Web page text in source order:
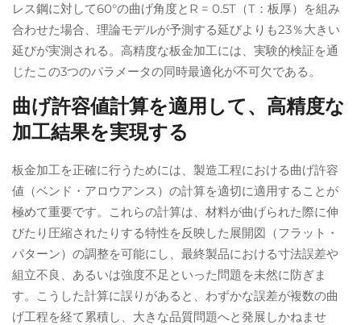
レス鋼に対して60°の曲げ角度とR = 0.5T（T：板厚）を組み
合わせた場合、理論モデルが予測する延びよりも23％大きい
延びが実測される。高精度な板金加工には、実験的検証を通
じたこの3つのパラメータの同時最適化が不可欠である。
曲げ許容値計算を適用して、高精度な
加工結果を実現する
板金加工を正確に行うためには、製造工程における曲げ許容
値（ベンド・アロウアンス）の計算を適切に適用することが
極めて重要です。これらの計算は、材料が曲げられた際に伸
びたり圧縮されたりする特性を反映した展開図（フラット・
パターン）の調整を可能にし、最終製品における寸法誤差や
組立不良、あるいは強度不足といった問題を未然に防ぎま
す。こうした計算に誤りがあると、わずかな誤差が複数の曲
げ工程を経て累積し、大きな品質問題へと発展しかねませ